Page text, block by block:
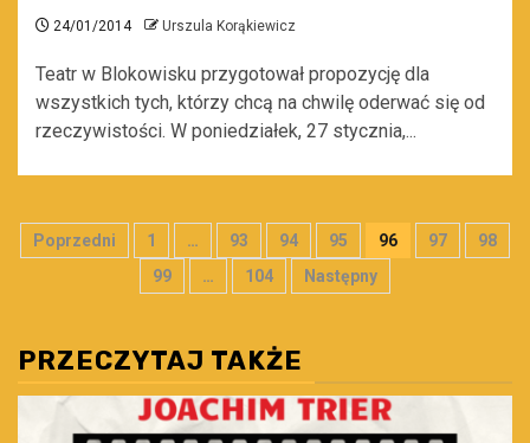
24/01/2014 Urszula Korąkiewicz
Teatr w Blokowisku przygotował propozycję dla
wszystkich tych, którzy chcą na chwilę oderwać się od
rzeczywistości. W poniedziałek, 27 stycznia,...
Stronicowanie
Poprzedni 1 … 93 94 95 96 97
98
99
… 104 Następny
PRZECZYTAJ TAKŻE